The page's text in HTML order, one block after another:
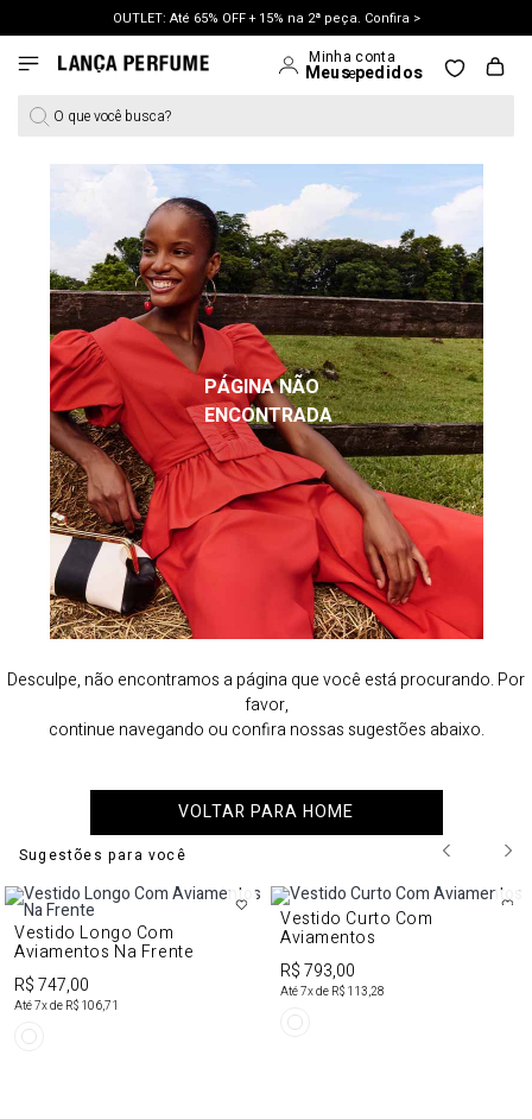
OUTLET: Até 65% OFF + 15% na 2ª peça. Confira >
LANÇAMENTO PRIMAVERA 27. Clique e aproveite.
O que você busca?
PÁGINA NÃO
ENCONTRADA
Desculpe, não encontramos a página que você está procurando. Por
favor,
continue navegando ou confira nossas sugestões abaixo.
VOLTAR PARA HOME
Sugestões para você
Vestido Longo Com
Aviamentos Na Frente
R$ 747,00
Até7x de R$ 106,71
Vestido Curto Com
Aviamentos
R$ 793,00
Até7x de R$ 113,28